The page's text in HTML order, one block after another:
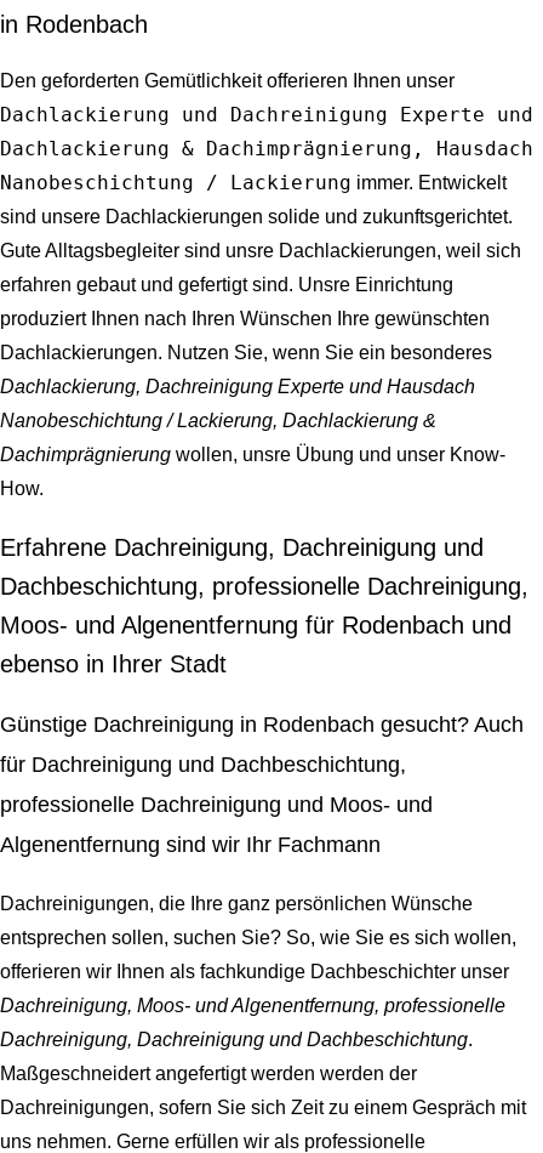
in Rodenbach
Den geforderten Gemütlichkeit offerieren Ihnen unser
Dachlackierung und Dachreinigung Experte und
Dachlackierung & Dachimprägnierung, Hausdach
Nanobeschichtung / Lackierung immer. Entwickelt
sind unsere Dachlackierungen solide und zukunftsgerichtet.
Gute Alltagsbegleiter sind unsre Dachlackierungen, weil sich
erfahren gebaut und gefertigt sind. Unsre Einrichtung
produziert Ihnen nach Ihren Wünschen Ihre gewünschten
Dachlackierungen. Nutzen Sie, wenn Sie ein besonderes
Dachlackierung, Dachreinigung Experte und Hausdach
Nanobeschichtung / Lackierung, Dachlackierung &
Dachimprägnierung wollen, unsre Übung und unser Know-
How.
Erfahrene Dachreinigung, Dachreinigung und
Dachbeschichtung, professionelle Dachreinigung,
Moos- und Algenentfernung für Rodenbach und
ebenso in Ihrer Stadt
Günstige Dachreinigung in Rodenbach gesucht? Auch
für Dachreinigung und Dachbeschichtung,
professionelle Dachreinigung und Moos- und
Algenentfernung sind wir Ihr Fachmann
Dachreinigungen, die Ihre ganz persönlichen Wünsche
entsprechen sollen, suchen Sie? So, wie Sie es sich wollen,
offerieren wir Ihnen als fachkundige Dachbeschichter unser
Dachreinigung, Moos- und Algenentfernung, professionelle
Dachreinigung, Dachreinigung und Dachbeschichtung.
Maßgeschneidert angefertigt werden werden der
Dachreinigungen, sofern Sie sich Zeit zu einem Gespräch mit
uns nehmen. Gerne erfüllen wir als professionelle